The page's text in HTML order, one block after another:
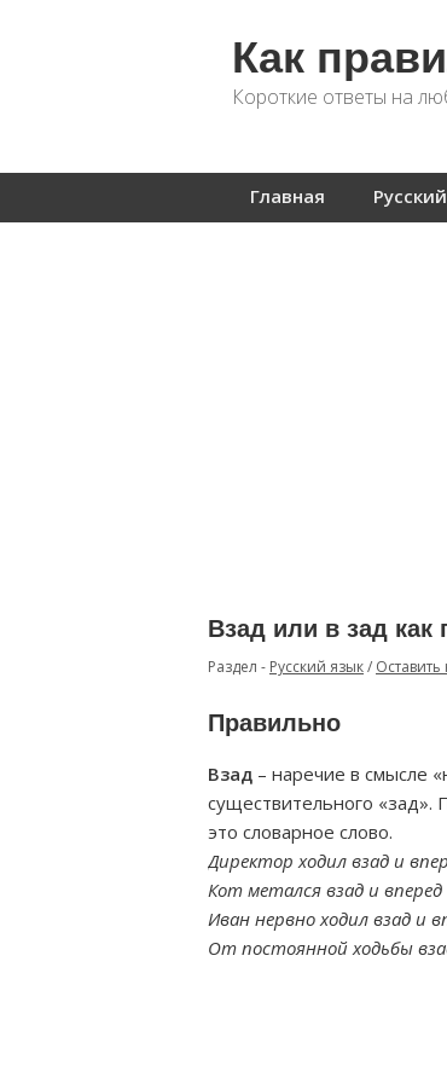
Как
Короткие ответы на
Главная
Взад или в зад как
Раздел - Русский язык/
Правильно
Взад – наречие в смысле
существительного «зад».
это словарное слово.
Директор ходил взад и
Кот метался взад и
Иван нервно ходил взад и
От постоянной ходьбы